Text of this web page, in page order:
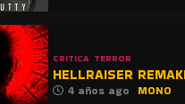
CRITICA TERROR
HELLRAISER
4 años ago MONO